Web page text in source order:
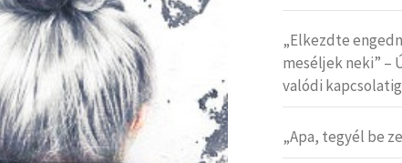
„Elkezdte
meséljek neki” –
valódi kapcsolatig
„Apa, tegyél be